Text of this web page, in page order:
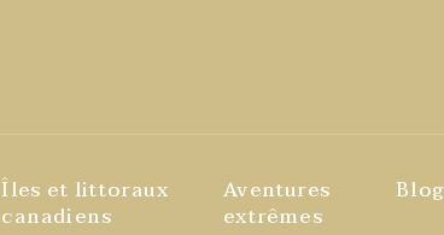
Îles et littoraux
canadiens
Aventures
extrêmes
Blog